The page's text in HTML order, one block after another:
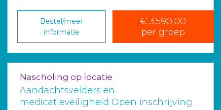
Bestel/meer
informatie
€ 3.590,00
per groep
Nascholing op locatie
Aandachtsvelders en
medicatieveiligheid Open inschrijving